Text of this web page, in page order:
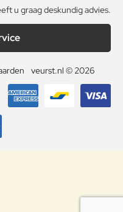
u graag deskundig advies.
veurst.nl © 2026